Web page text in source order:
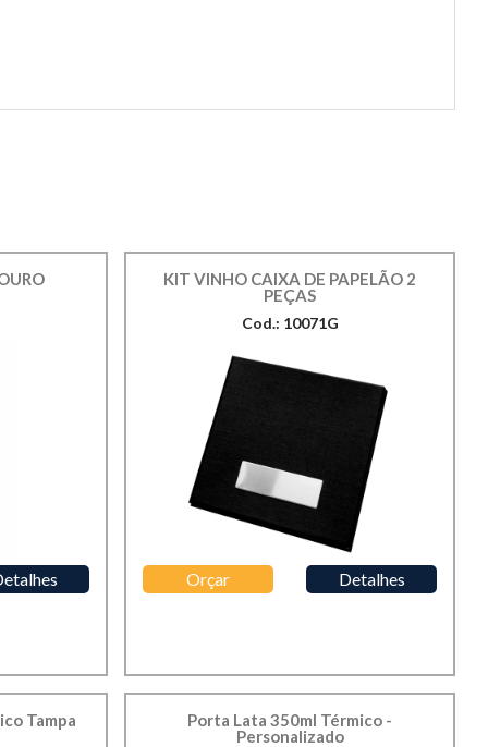
KIT VINHO CAIXA DE PAPELÃO 2
PEÇAS
Cod.: 10071G
Orçar Detalhes
Tampa
Porta Lata 350ml Térmico -
Personalizado